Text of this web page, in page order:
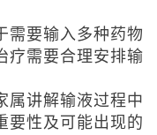
需要输入多种药物
疗需要合理安排输
属讲解输液过程中
要性及可能出现的